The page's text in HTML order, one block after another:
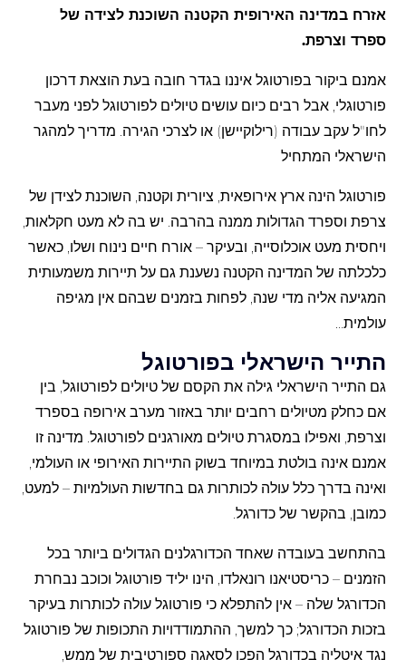
אזרח במדינה האירופית הקטנה השוכנת לצידה של
ספרד וצרפת.
אמנם ביקור בפורטוגל איננו בגדר חובה בעת הוצאת דרכון
פורטוגלי, אבל רבים כיום עושים טיולים לפורטוגל לפני מעבר
לחו"ל עקב עבודה (רילוקיישן) או לצרכי הגירה. מדריך למהגר
הישראלי המתחיל
פורטוגל הינה ארץ אירופאית, ציורית וקטנה, השוכנת לצידן של
צרפת וספרד הגדולות ממנה בהרבה. יש בה לא מעט חקלאות,
ויחסית מעט אוכלוסייה, ובעיקר – אורח חיים נינוח ושלו, כאשר
כלכלתה של המדינה הקטנה נשענת גם על תיירות משמעותית
המגיעה אליה מדי שנה, לפחות בזמנים שבהם אין מגיפה
עולמית…
התייר הישראלי בפורטוגל
גם התייר הישראלי גילה את הקסם של טיולים לפורטוגל, בין
אם כחלק מטיולים רחבים יותר באזור מערב אירופה בספרד
וצרפת, ואפילו במסגרת טיולים מאורגנים לפורטוגל. מדינה זו
אמנם אינה בולטת במיוחד בשוק התיירות האירופי או העולמי,
ואינה בדרך כלל עולה לכותרות גם בחדשות העולמיות – למעט,
כמובן, בהקשר של כדורגל.
בהתחשב בעובדה שאחד הכדורגלנים הגדולים ביותר בכל
הזמנים – כריסטיאנו רונאלדו, הינו יליד פורטוגל וכוכב נבחרת
הכדורגל שלה – אין להתפלא כי פורטוגל עולה לכותרות בעיקר
בזכות הכדורגל; כך למשך, ההתמודדויות התכופות של פורטוגל
נגד איטליה בכדורגל הפכו לסאגה ספורטיבית של ממש,